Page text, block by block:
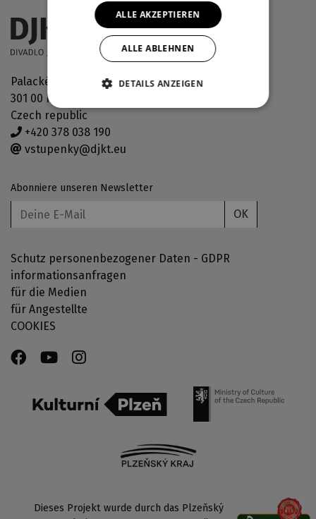
Palackého náměstí 30
301 00 Plzeň
Czech republic
+420 378 038 190
vstupenky@djkt.eu
Abonniere unseren Newsletter
OK
Schutz personenbezogener Daten - GDPR
informationsanfragen
für die Medien
für Angestellte
COOKIES
Dieses Projekt wurde durch das Plzeňský
ALLE AKZEPTIEREN
ALLE ABLEHNEN
DETAILS ANZEIGEN